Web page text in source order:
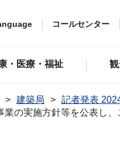
コールセンター
・医療・福祉
建築局
記者発表
の実施方針等を公表し